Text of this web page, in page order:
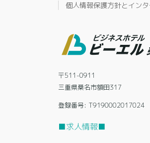
個人情報保護方針とイン
〒511-0911
三重県桑名市額田317
登録番号: T9190002017024
■求人情報■